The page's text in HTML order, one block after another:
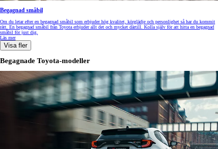
Begagnad småbil
Om du letar efter en begagnad småbil som erbjuder hög kvalitet, körglädje och personlighet så har du kommit
rätt. En begagnad småbil från Toyota erbjuder allt det och mycket därtill. Kolla själv för att hitta en begagnad
småbil för just dig.
Läs mer
Visa fler
Begagnade Toyota-modeller